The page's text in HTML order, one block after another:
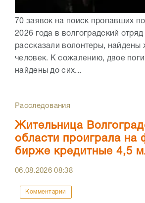
70 заявок на поиск пропавших
2026 года в волгоградский
рассказали волонтеры, найдены
человек. К сожалению, двое
найдены до сих...
Расследования
Жительница
области проиграла на
бирже кредитные 4,5
06.08.202608:38
Комментарии